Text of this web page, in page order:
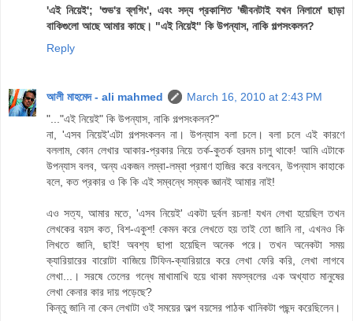
'এই নিয়েই'; 'শুভ'র ব্লগিং', এবং সদ্য প্রকাশিত 'জীবনটাই যখন নিলামে' ছাড়া
বাকিগুলো আছে আমার কাছে। "এই নিয়েই" কি উপন্যাস, নাকি গল্পসংকলন?
Reply
আলী মাহমেদ - ali mahmed
March 16, 2010 at 2:43 PM
"..."এই নিয়েই" কি উপন্যাস, নাকি গল্পসংকলন?"
না, 'এসব নিয়েই'এটা গল্পসংকলন না। উপন্যাস বলা চলে। বলা চলে এই কারণে
বললাম, কোন লেখার আকার-প্রকার নিয়ে তর্ক-কুতর্ক হরদম চালু থাকে! আমি এটাকে
উপন্যাস বলব, অন্য একজন লম্বা-লম্বা প্রমাণ হাজির করে বলবেন, উপন্যাস কাহাকে
বলে, কত প্রকার ও কি কি এই সম্বন্ধে সম্যক জ্ঞানই আমার নাই!
এও সত্য, আমার মতে, 'এসব নিয়েই' একটা দুর্বল রচনা! যখন লেখা হয়েছিল তখন
লেখকের বয়স কত, বিশ-একুশ! কেমন করে লেখতে হয় তাই তো জানি না, এখনও কি
লিখতে জানি, ছাই! অবশ্য ছাপা হয়েছিল অনেক পরে। তখন অনেকটা সময়
ক্যারিয়ারের বারোটা বাজিয়ে টিফিন-ক্যারিয়ারে করে লেখা ফেরি করি, লেখা লাগবে
লেখা...। সরষে তেলের গন্ধে মাখামাখি হয়ে থাকা মফস্বলের এক অখ্যাত মানুষের
লেখা কেনার কার দায় পড়েছে?
কিন্তু জানি না কেন লেখাটা ওই সময়ের অল্প বয়সের পাঠক খানিকটা পছন্দ করেছিলেন।